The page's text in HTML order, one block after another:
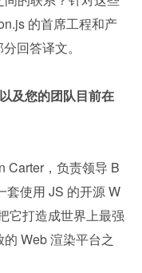
的首席工程和产
回答译文。
及您的团队目前在
Carter，负责领导 B
套使用 JS 的开源 W
它打造成世界上最强
Web 渲染平台之